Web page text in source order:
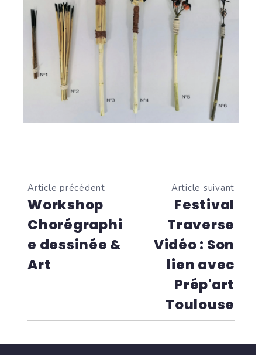
Article précédent
Workshop
Chorégraphi
e dessinée &
Art
Article suivant
Festival
Traverse
Vidéo : Son
lien avec
Prép'art
Toulouse